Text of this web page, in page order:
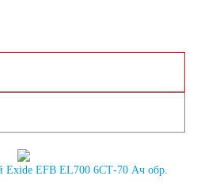
Exide EFB EL700 6СТ-70 Ач обр.